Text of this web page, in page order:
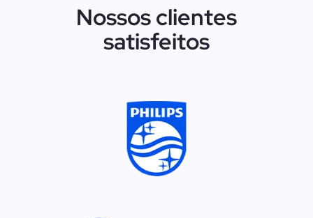
Nossos clientes
satisfeitos